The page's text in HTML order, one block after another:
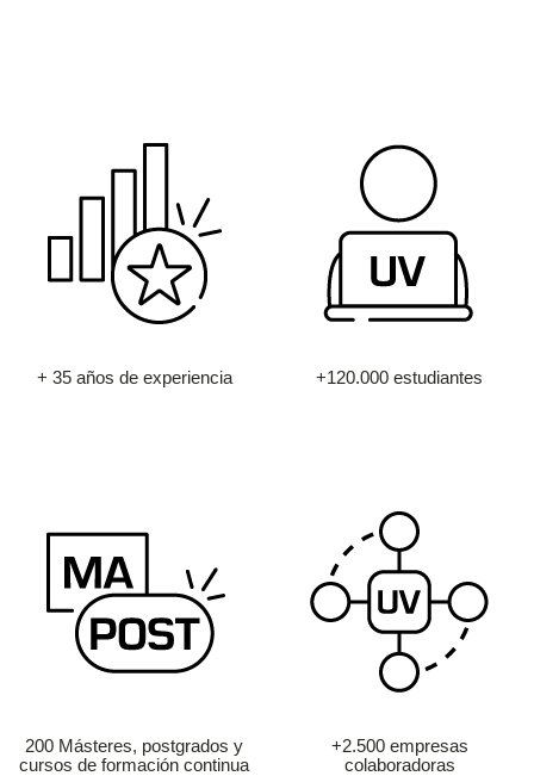
+ 35 años de experiencia +120.000 estudiantes
200 Másteres, postgrados y
cursos de formación continua
+2.500 empresas
colaboradoras